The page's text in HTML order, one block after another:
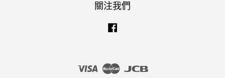
關注我們
Visa Master